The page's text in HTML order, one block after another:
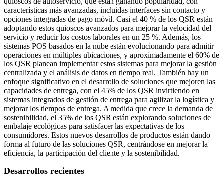
características más avanzadas, incluidas interfaces sin contacto y
opciones integradas de pago móvil. Casi el 40 % de los QSR están
adoptando estos quioscos avanzados para mejorar la velocidad del
servicio y reducir los costos laborales en un 25 %. Además, los
sistemas POS basados ​​en la nube están evolucionando para admitir
operaciones en múltiples ubicaciones, y aproximadamente el 60% de
los QSR planean implementar estos sistemas para mejorar la gestión
centralizada y el análisis de datos en tiempo real. También hay un
enfoque significativo en el desarrollo de soluciones que mejoren las
capacidades de entrega, con el 45% de los QSR invirtiendo en
sistemas integrados de gestión de entrega para agilizar la logística y
mejorar los tiempos de entrega. A medida que crece la demanda de
sostenibilidad, el 35% de los QSR están explorando soluciones de
embalaje ecológicas para satisfacer las expectativas de los
consumidores. Estos nuevos desarrollos de productos están dando
forma al futuro de las soluciones QSR, centrándose en mejorar la
eficiencia, la participación del cliente y la sostenibilidad.
Desarrollos recientes